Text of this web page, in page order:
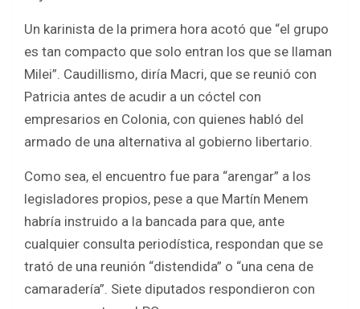
Un karinista de la primera hora acotó que “el grupo
es tan compacto que solo entran los que se llaman
Milei”. Caudillismo, diría Macri, que se reunió con
Patricia antes de acudir a un cóctel con
empresarios en Colonia, con quienes habló del
armado de una alternativa al gobierno libertario.
Como sea, el encuentro fue para “arengar” a los
legisladores propios, pese a que Martín Menem
habría instruido a la bancada para que, ante
cualquier consulta periodística, respondan que se
trató de una reunión “distendida” o “una cena de
camaradería”. Siete diputados respondieron con